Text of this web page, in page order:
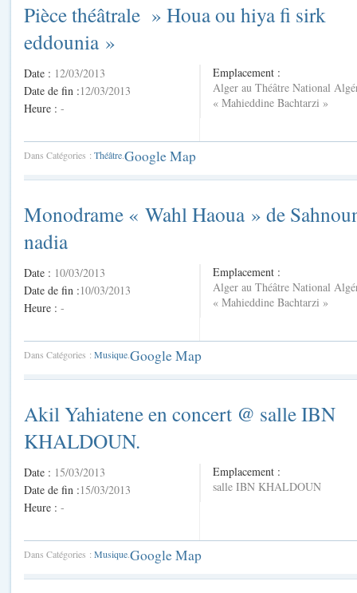
Pièce théâtrale » Houa ou hiya fi sirk
eddounia »
Date : 12/03/2013
Date de fin :12/03/2013
Heure : -
Emplacement :
Alger au Théâtre National
« Mahieddine Bachtarzi »
Dans Catégories : ThéâtreGoogle Map
Monodrame « Wahl Haoua » de
nadia
Date : 10/03/2013
Date de fin :10/03/2013
Heure : -
Emplacement :
Alger au Théâtre National
« Mahieddine Bachtarzi »
Dans Catégories : MusiqueGoogle Map
Akil Yahiatene en concert @ salle IBN
KHALDOUN.
Date : 15/03/2013
Date de fin :15/03/2013
Heure : -
Emplacement :
salle IBN KHALDOUN
Dans Catégories : MusiqueGoogle Map